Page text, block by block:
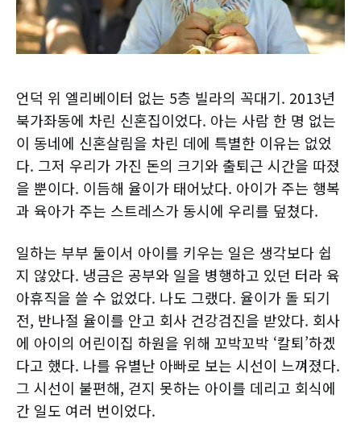
언덕 위 엘리베이터 없는 5층 빌라의 꼭대기. 2013년
북가좌동에 차린 신혼집이었다. 아는 사람 한 명 없는
이 동네에 신혼살림을 차린 데에 특별한 이유는 없었
다. 그저 우리가 가진 돈의 크기와 출퇴근 시간을 따졌
을 뿐이다. 이듬해 율이가 태어났다. 아이가 주는 행복
과 육아가 주는 스트레스가 동시에 우리를 덮쳤다.
일하는 부부 둘이서 아이를 키우는 일은 생각보다 쉽
지 않았다. 냉금은 공부와 일을 병행하고 있던 터라 육
아휴직을 쓸 수 없었다. 나도 그랬다. 율이가 돌 되기
전, 반나절 율이를 안고 회사 건강검진을 받았다. 회사
에 아이의 어린이집 하원을 위해 꼬박꼬박 ‘칼퇴’하겠
다고 했다. 나를 유별난 아빠로 보는 시선이 느껴졌다.
그 시선이 불편해, 걷지 못하는 아이를 데리고 회식에
간 일도 여러 번이었다.​